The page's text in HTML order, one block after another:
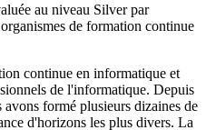
au niveau Silver par
de formation continue
continue en informatique et
de l'informatique. Depuis
formé plusieurs dizaines de
d'horizons les plus divers. La